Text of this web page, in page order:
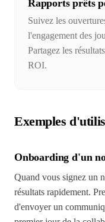
Rapports prêts
Suivez les
l'engagement des
Partagez les
ROI.
Exemples
Onboarding d'un
Quand vous signez un
résultats rapidement.
d'envoyer un